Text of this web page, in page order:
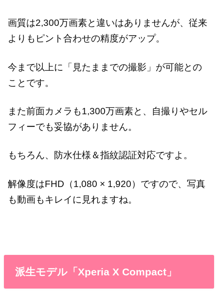
画質は2,300万画素と違いはありませんが、従来
よりもピント合わせの精度がアップ。
今まで以上に「見たままでの撮影」が可能との
ことです。
また前面カメラも1,300万画素と、自撮りやセル
フィーでも妥協がありません。
もちろん、防水仕様＆指紋認証対応ですよ。
解像度はFHD（1,080 × 1,920）ですので、写真
も動画もキレイに見れますね。
派生モデル「Xperia X Compact」